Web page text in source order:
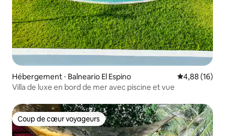
Hébergement ⋅ Balneario El Espino Évaluation
4,88 (16)
Villa de luxe en bord de mer avec piscine et vue
Coup de cœur voyageurs
Coup de cœur voyageurs